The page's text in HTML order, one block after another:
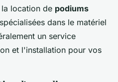
location de podiums
dans le matériel
un service
et l'installation pour vos